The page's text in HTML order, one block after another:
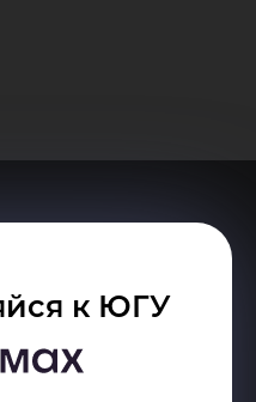
к ЮГУ
с хештегом #ЮГУ